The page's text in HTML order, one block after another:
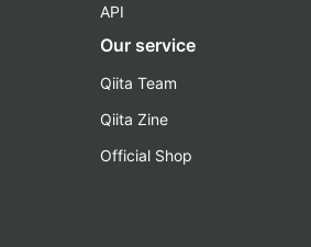
API
Our service
Qiita Team
Qiita Zine
Official Shop